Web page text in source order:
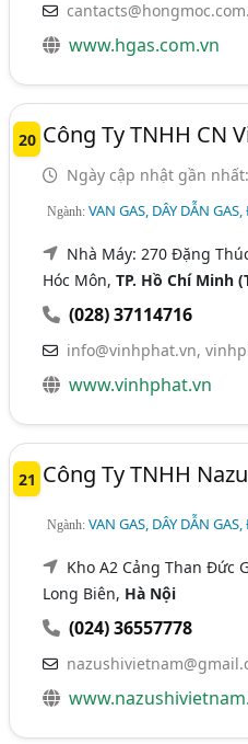
www.hgas.com.vn
20 Công Ty TNHH CN
Ngày cập nhật gần
Ngành:VAN GAS, DÂY DẪN
Nhà Máy: 270 Đặng
Hóc Môn,TP. Hồ Chí Minh
(028) 37114716
info@vinhphat.vn,
www.vinhphat.vn
21 Công Ty TNHH
Ngành:VAN GAS, DÂY DẪN
Kho A2 Cảng Than Đức
Long Biên, Hà Nội
(024) 36557778